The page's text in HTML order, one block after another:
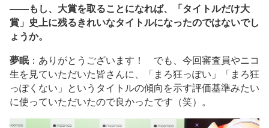
――もし、大賞を取ることになれば、「タイトルだけ大
賞」史上に残るきれいなタイトルになったのではないでし
ょうか。
夢眠：ありがとうございます！ でも、今回審査員やニコ
生を見ていただいた皆さんに、「まろ狂っぽい」「まろ狂
っぽくない」というタイトルの傾向を示す評価基準みたい
に使っていただいたので良かったです（笑）。